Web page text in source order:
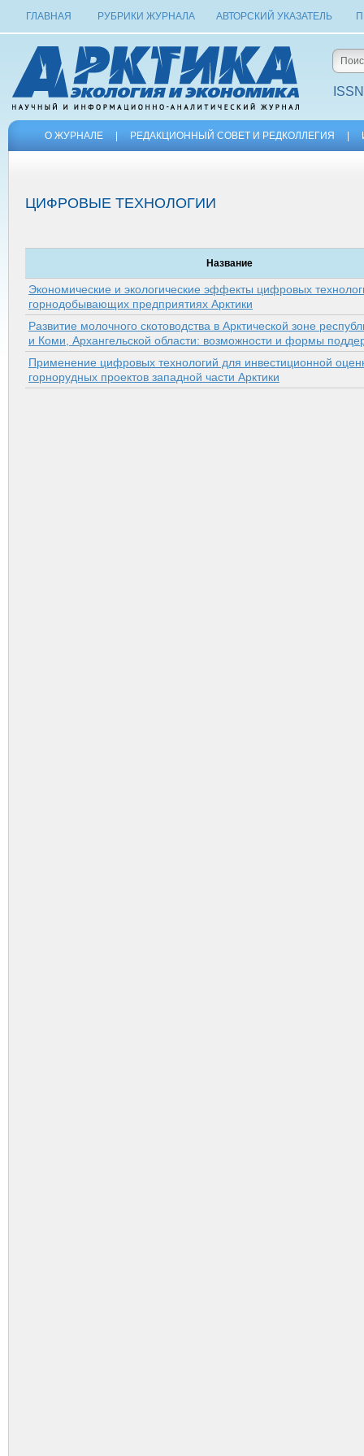
ГЛАВНАЯ РУБРИКИ ЖУРНАЛА АВТОРСКИЙ УКАЗАТЕЛЬ
О ЖУРНАЛЕ РЕДАКЦИОННЫЙ СОВЕТ И РЕДКОЛЛЕГИЯ
ЦИФРОВЫЕ ТЕХНОЛОГИИ
Название
Экономические и экологические эффекты цифровых
горнодобывающих предприятиях Арктики
Развитие молочного скотоводства в Арктической зоне
и Коми, Архангельской области: возможности и формы
Применение цифровых технологий для инвестиционной
горнорудных проектов западной части Арк­тики